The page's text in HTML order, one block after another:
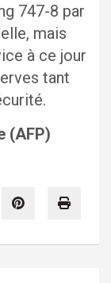
747-8 par
mais
à ce jour
tant
(AFP)